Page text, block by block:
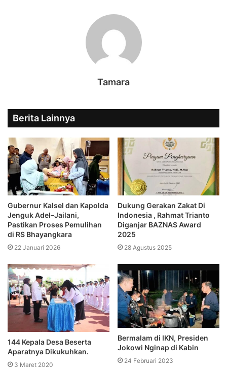
Tamara
Berita Lainnya
Gubernur Kalsel dan Kapolda
Jenguk Adel–Jailani,
Pastikan Proses Pemulihan
di RS Bhayangkara
22 Januari 2026
Dukung Gerakan Zakat Di
Indonesia , Rahmat Trianto
Diganjar BAZNAS Award
2025
28 Agustus 2025
144 Kepala Desa Beserta
Aparatnya Dikukuhkan.
3 Maret 2020
Bermalam di IKN, Presiden
Jokowi Nginap di Kabin
24 Februari 2023